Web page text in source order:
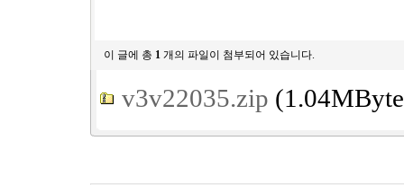
이 글에 총 1 개의 파일이 첨부되어 있습니다.
v3v22035.zip